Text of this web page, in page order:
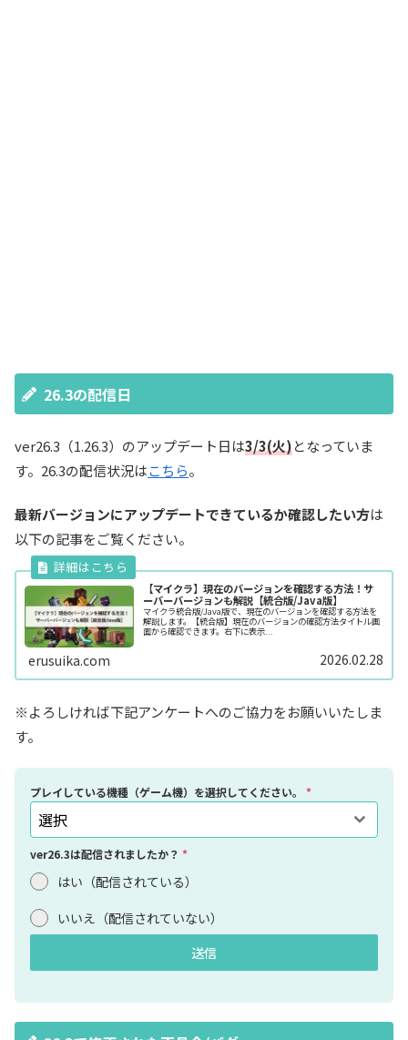
26.3の配信日
ver26.3（1.26.3）のアップデート日は3/3(火)となっていま
す。26.3の配信状況はこちら。
最新バージョンにアップデートできているか確認したい方は
以下の記事をご覧ください。
【マイクラ】現在のバージョンを確認する方法！サ
ーバーバージョンも解説【統合版/Java版】
マイクラ統合版/Java版で、現在のバージョンを確認する方法を
解説します。【統合版】現在のバージョンの確認方法タイトル画
面から確認できます。右下に表示...
erusuika.com 2026.02.28
※よろしければ下記アンケートへのご協力をお願いいたしま
す。
プレイしている機種（ゲーム機）を選択してください。 *
選択
ver26.3は配信されましたか？ *
はい（配信されている）
いいえ（配信されていない）
送信